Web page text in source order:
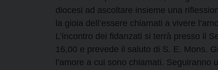
diocesi ad ascoltare insieme una
la gioia dell’essere chiamati a vivere
L’incontro dei fidanzati si terrà presso il
16,00 e prevede il saluto di S. E. Mons.
l’amore a cui sono chiamati.